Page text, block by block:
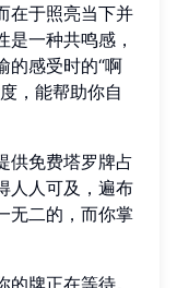
在于照亮当下并
一种共鸣感，
的感受时的“啊
，能帮助你自
供免费塔罗牌占
人人可及，遍布
无二的，而你掌
牌正在等待。